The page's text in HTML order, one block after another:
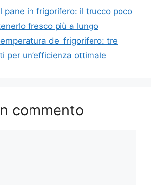
pane in frigorifero: il trucco poco
fresco più a lungo
del frigorifero: tre
per un’efficienza ottimale
commento